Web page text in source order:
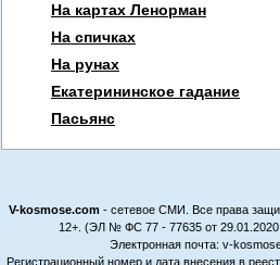
На картах Ленорман
На спичках
На рунах
Екатерининское гадание
Пасьянс
V-kosmose.com - сетевое СМИ. Все права
12+. (ЭЛ № ФС 77 - 77635 от 29.01.2020
Электронная почта: v-
Регистрационный номер и дата внесения в